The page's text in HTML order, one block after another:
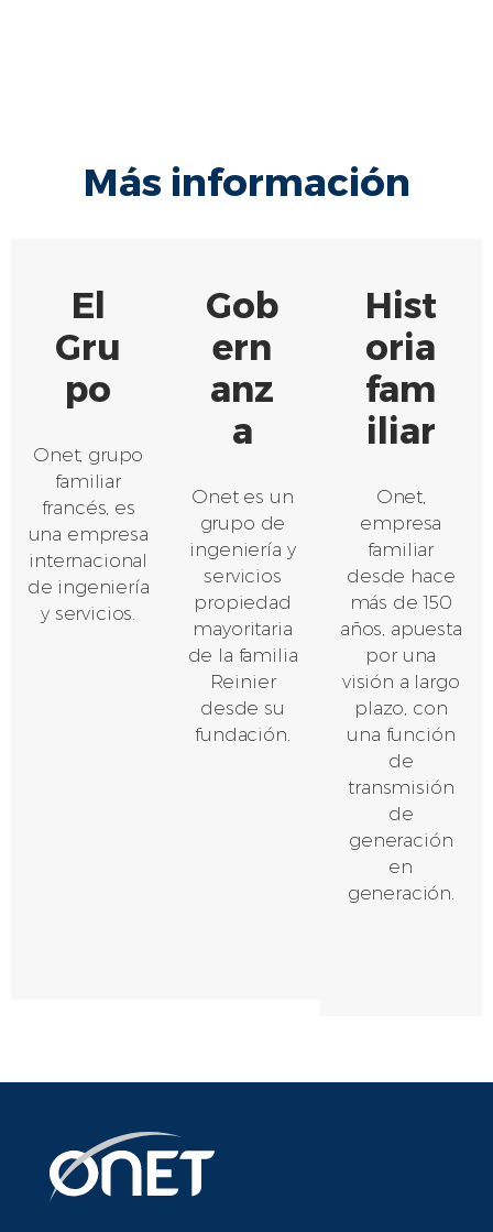
Más información
El
Gru
po
Onet, grupo
familiar
francés, es
una empresa
internacional
de ingeniería
y servicios.
Gob
ern
anz
a
Onet es un
grupo de
ingeniería y
servicios
propiedad
mayoritaria
de la familia
Reinier
desde su
fundación.
Hist
oria
fam
iliar
Onet,
empresa
familiar
desde hace
más de 150
años, apuesta
por una
visión a largo
plazo, con
una función
de
transmisión
de
generación
en
generación.